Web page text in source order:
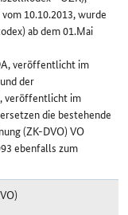
10.10.2013, wurde
ab dem 01.Mai
veröffentlicht im
der
veröffentlicht im
die bestehende
(ZK-DVO) VO
ebenfalls zum